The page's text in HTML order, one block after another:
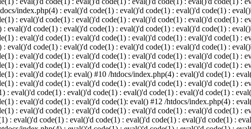
index.php(4) : eval()'d code(1) : eval()'d code(1) : eval()'d code(1) :
: eval()'d code(1) : eval()'d code(1) : eval()'d code(1) : eval()'d code(1) :
code(1) : eval()'d code(1) : eval()'d code(1) : eval()'d code(1) :
: eval()'d code(1) : eval()'d code(1) : eval()'d code(1) : eval()'d code(1) :
code(1) : eval()'d code(1) : eval()'d code(1) : eval()'d code(1) :
: eval()'d code(1) : eval()'d code(1) : eval()'d code(1) : eval()'d code(1) :
: eval()'d code(1) : eval()'d code(1) : eval()'d code(1) : eval()'d code(1) :
: eval()'d code(1): eval() #10 /htdocs/index.php(4) : eval()'d code(1) :
: eval()'d code(1) : eval()'d code(1) : eval()'d code(1) : eval()'d code(1) :
eval()'d code(1) : eval()'d code(1) : eval()'d code(1) : eval()'d code(1) :
: eval()'d code(1) : eval()'d code(1): eval() #12 /htdocs/index.php(4) :
: eval()'d code(1) : eval()'d code(1) : eval()'d code(1) : eval()'d code(1) :
: eval()'d code(1) : eval()'d code(1) : eval()'d code(1) : eval()'d code(1) :